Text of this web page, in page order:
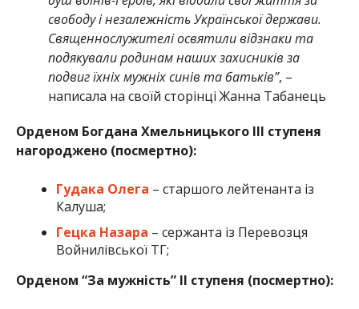
свободу і незалежність Української держави.
Священнослужителі освятили відзнаки та
подякували родинам наших захисників за
подвиг їхніх мужніх синів та батьків”, –
написала на своїй сторінці Жанна Табанець
Орденом Богдана Хмельницького ІІІ ступеня
нагороджено (посмертно):
Гудака Олега – старшого лейтенанта із
Калуша;
Гецка Назара – сержанта із Перевозця
Войнилівської ТГ;
Орденом “За мужність” ІІ ступеня (посмертно):